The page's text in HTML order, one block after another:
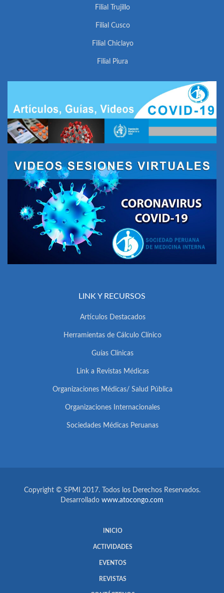
Filial Trujillo
Filial Cusco
Filial Chiclayo
Filial Piura
LINK Y RECURSOS
Artículos Destacados
Herramientas de Cálculo Clínico
Guías Clínicas
Link a Revistas Médicas
Organizaciones Médicas/ Salud Pública
Organizaciones Internacionales
Sociedades Médicas Peruanas
Copyright © SPMI 2017. Todos los Derechos Reservados.
Desarrollado www.atocongo.com
INICIO
ACTIVIDADES
EVENTOS
REVISTAS